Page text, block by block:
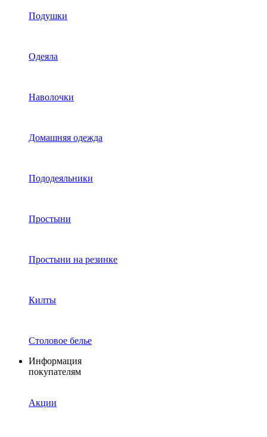
Подушки
Одеяла
Наволочки
Домашняя одежда
Пододеяльники
Простыни
Простыни на резинке
Килты
Столовое белье
Информация
покупателям
Акции